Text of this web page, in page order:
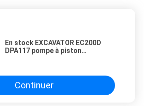
En stock EXCAVATOR EC200D
DPA117 pompe à piston
et revente
Continuer